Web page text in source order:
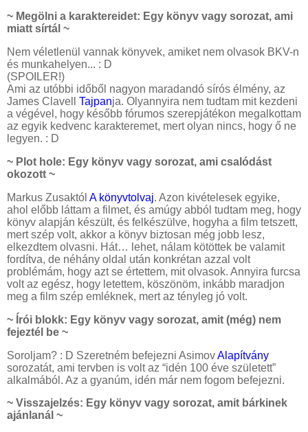
~ Megölni a karaktereidet: Egy könyv vagy sorozat, ami
miatt sírtál ~
Nem véletlenül vannak könyvek, amiket nem olvasok BKV-n
és munkahelyen... : D
(SPOILER!)
Ami az utóbbi időből nagyon maradandó sírós élmény, az
James Clavell Tajpanja. Olyannyira nem tudtam mit kezdeni
a végével, hogy később fórumos szerepjátékon megalkottam
az egyik kedvenc karakteremet, mert olyan nincs, hogy ő ne
legyen. : D
~ Plot hole: Egy könyv vagy sorozat, ami csalódást
okozott ~
Markus Zusaktól A könyvtolvaj. Azon kivételesek egyike,
ahol előbb láttam a filmet, és amúgy abból tudtam meg, hogy
könyv alapján készült, és felkészülve, hogyha a film tetszett,
mert szép volt, akkor a könyv biztosan még jobb lesz,
elkezdtem olvasni. Hát… lehet, nálam kötöttek be valamit
fordítva, de néhány oldal után konkrétan azzal volt
problémám, hogy azt se értettem, mit olvasok. Annyira furcsa
volt az egész, hogy letettem, köszönöm, inkább maradjon
meg a film szép emléknek, mert az tényleg jó volt.
~ Írói blokk: Egy könyv vagy sorozat, amit (még) nem
fejeztél be ~
Soroljam? : D Szeretném befejezni AsimovAlapítvány
sorozatát, ami tervben is volt az “idén 100 éve született”
alkalmából. Az a gyanúm, idén már nem fogom befejezni.
~ Visszajelzés: Egy könyv vagy sorozat, amit bárkinek
ajánlanál ~